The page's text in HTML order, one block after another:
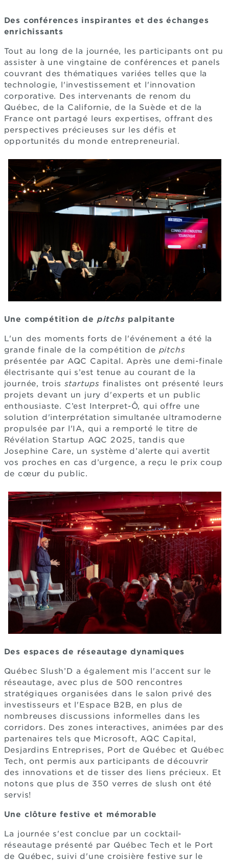
Des conférences inspirantes et des échanges
enrichissants
Tout au long de la journée, les participants ont pu
assister à une vingtaine de conférences et panels
couvrant des thématiques variées telles que la
technologie, l'investissement et l'innovation
corporative. Des intervenants de renom du
Québec, de la Californie, de la Suède et de la
France ont partagé leurs expertises, offrant des
perspectives précieuses sur les défis et
opportunités du monde entrepreneurial.
Une compétition de pitchs palpitante
L'un des moments forts de l'événement a été la
grande finale de la compétition de pitchs
présentée par AQC Capital. Après une demi-finale
électrisante qui s’est tenue au courant de la
journée, trois startups finalistes ont présenté leurs
projets devant un jury d'experts et un public
enthousiaste. C’est Interpret-Ô, qui offre une
solution d'interprétation simultanée ultramoderne
propulsée par l'IA, qui a remporté le titre de
Révélation Startup AQC 2025, tandis que
Josephine Care, un système d’alerte qui avertit
vos proches en cas d’urgence, a reçu le prix coup
de cœur du public.
Des espaces de réseautage dynamiques
Québec Slush’D a également mis l'accent sur le
réseautage, avec plus de 500 rencontres
stratégiques organisées dans le salon privé des
investisseurs et l'Espace B2B, en plus de
nombreuses discussions informelles dans les
corridors. Des zones interactives, animées par des
partenaires tels que Microsoft, AQC Capital,
Desjardins Entreprises, Port de Québec et Québec
Tech, ont permis aux participants de découvrir
des innovations et de tisser des liens précieux. Et
notons que plus de 350 verres de slush ont été
servis!
Une clôture festive et mémorable
La journée s'est conclue par un cocktail-
réseautage présenté par Québec Tech et le Port
de Québec, suivi d'une croisière festive sur le